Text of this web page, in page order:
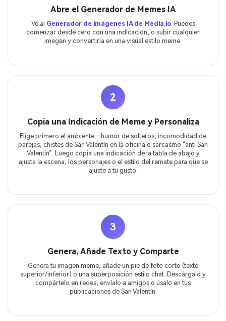
Abre el Generador de Memes IA
Ve al Generador de imágenes IA de Media.io. Puedes
comenzar desde cero con una indicación, o subir cualquier
imagen y convertirla en una visual estilo meme.
2
Copia una Indicación de Meme y Personaliza
Elige primero el ambiente—humor de solteros, incomodidad de
parejas, chistes de San Valentín en la oficina o sarcasmo “anti San
Valentín”. Luego copia una indicación de la tabla de abajo y
ajusta la escena, los personajes o el estilo del remate para que se
ajuste a tu gusto.
3
Genera, Añade Texto y Comparte
Genera tu imagen meme, añade un pie de foto corto (texto
superior/inferior) o una superposición estilo chat. Descárgalo y
compártelo en redes, envíalo a amigos o úsalo en tus
publicaciones de San Valentín.